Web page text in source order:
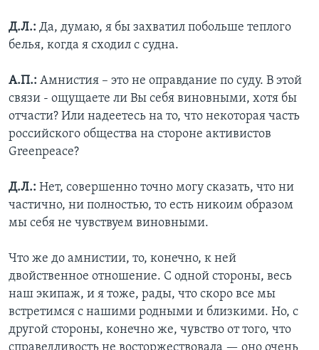
Д.Л.: Да, думаю, я бы захватил побольше теплого
белья, когда я сходил с судна.
А.П.: Амнистия – это не оправдание по суду. В этой
связи - ощущаете ли Вы себя виновными, хотя бы
отчасти? Или надеетесь на то, что некоторая часть
российского общества на стороне активистов
Greenpeace?
Д.Л.: Нет, совершенно точно могу сказать, что ни
частично, ни полностью, то есть никоим образом
мы себя не чувствуем виновными.
Что же до амнистии, то, конечно, к ней
двойственное отношение. С одной стороны, весь
наш экипаж, и я тоже, рады, что скоро все мы
встретимся с нашими родными и близкими. Но, с
другой стороны, конечно же, чувство от того, что